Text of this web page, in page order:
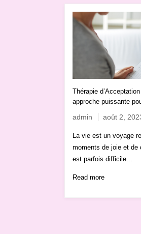
Thérapie
approche puissante
admin août 2,
La vie est un voyage
moments de joie et de
est parfois difficile…
Read more